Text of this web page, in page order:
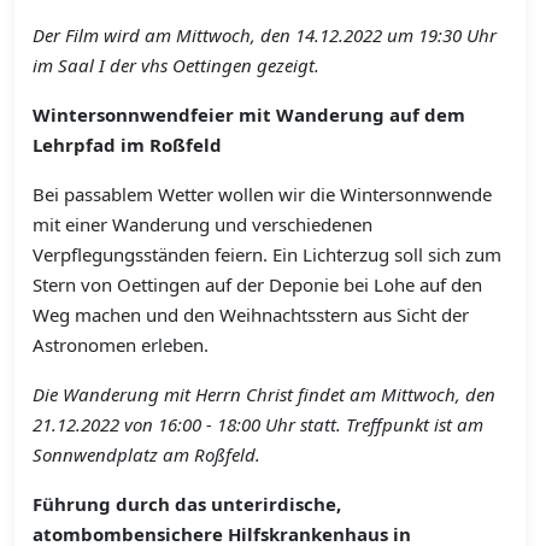
Der Film wird am Mittwoch, den 14.12.2022 um 19:30 Uhr
im Saal I der vhs Oettingen gezeigt.
Wintersonnwendfeier mit Wanderung auf dem
Lehrpfad im Roßfeld
Bei passablem Wetter wollen wir die Wintersonnwende
mit einer Wanderung und verschiedenen
Verpflegungsständen feiern. Ein Lichterzug soll sich zum
Stern von Oettingen auf der Deponie bei Lohe auf den
Weg machen und den Weihnachtsstern aus Sicht der
Astronomen erleben.
Die Wanderung mit Herrn Christ findet am Mittwoch, den
21.12.2022 von 16:00 - 18:00 Uhr statt. Treffpunkt ist am
Sonnwendplatz am Roßfeld.
Führung durch das unterirdische,
atombombensichere Hilfskrankenhaus in